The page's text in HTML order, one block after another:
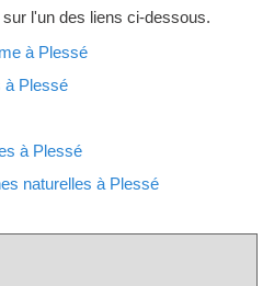
l'un des liens ci-dessous.
à Plessé
à Plessé
à Plessé
naturelles à Plessé